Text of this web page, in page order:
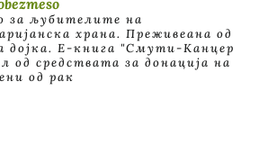
за љубителите на
храна. Преживеана од
дојка. E-книга "Смути-Канцер
од средствата за донација на
од рак